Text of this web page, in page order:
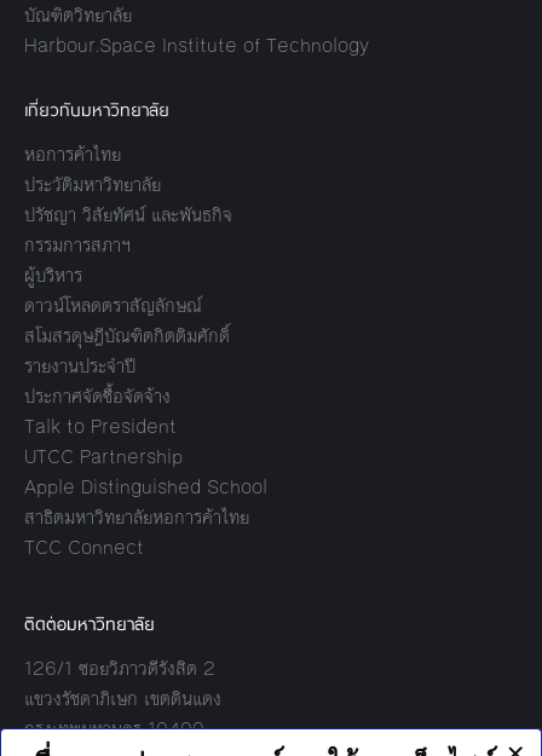
บัณฑิตวิทยาลัย
Harbour.Space Institute of Technology
เกี่ยวกับมหาวิทยาลัย
หอการค้าไทย
ประวัติมหาวิทยาลัย
ปรัชญา วิสัยทัศน์ และพันธกิจ
กรรมการสภาฯ
ผู้บริหาร
ดาวน์โหลดตราสัญลักษณ์
สโมสรดุษฎีบัณฑิตกิตติมศักดิ์
รายงานประจำปี
ประกาศจัดซื้อจัดจ้าง
Talk to President
UTCC Partnership
Apple Distinguished School
สาธิตมหาวิทยาลัยหอการค้าไทย
TCC Connect
ติดต่อมหาวิทยาลัย
126/1 ซอยวิภาวดีรังสิต 2
แขวงรัชดาภิเษก เขตดินแดง
กรุงเทพมหานคร 10400